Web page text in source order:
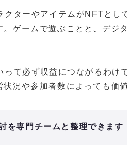
ターやアイテムがNFTとし
。ゲームで遊ぶことと、デジ
て必ず収益につながるわけ
況や参加者数によっても価
を専門チームと整理できます